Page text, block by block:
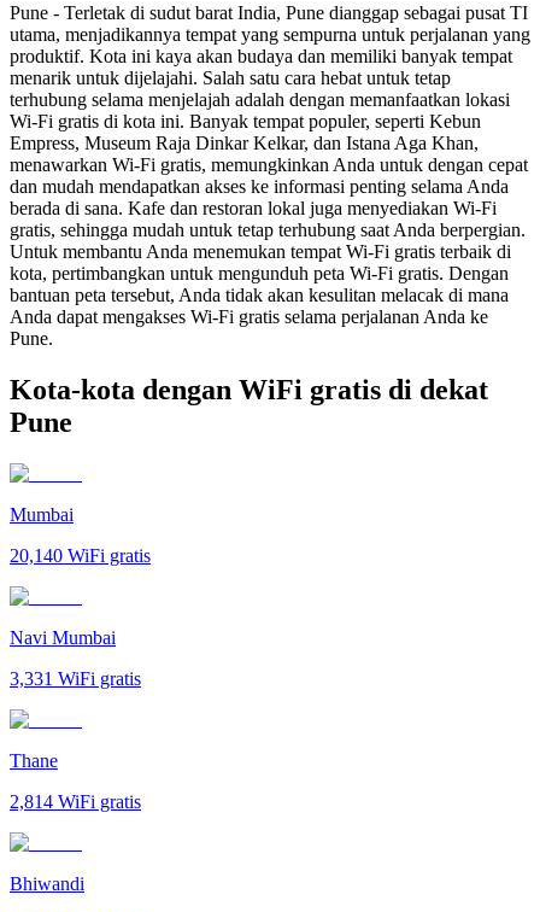
Pune - Terletak di sudut barat India, Pune dianggap sebagai pusat TI
utama, menjadikannya tempat yang sempurna untuk perjalanan yang
produktif. Kota ini kaya akan budaya dan memiliki banyak tempat
menarik untuk dijelajahi. Salah satu cara hebat untuk tetap
terhubung selama menjelajah adalah dengan memanfaatkan lokasi
Wi-Fi gratis di kota ini. Banyak tempat populer, seperti Kebun
Empress, Museum Raja Dinkar Kelkar, dan Istana Aga Khan,
menawarkan Wi-Fi gratis, memungkinkan Anda untuk dengan cepat
dan mudah mendapatkan akses ke informasi penting selama Anda
berada di sana. Kafe dan restoran lokal juga menyediakan Wi-Fi
gratis, sehingga mudah untuk tetap terhubung saat Anda berpergian.
Untuk membantu Anda menemukan tempat Wi-Fi gratis terbaik di
kota, pertimbangkan untuk mengunduh peta Wi-Fi gratis. Dengan
bantuan peta tersebut, Anda tidak akan kesulitan melacak di mana
Anda dapat mengakses Wi-Fi gratis selama perjalanan Anda ke
Pune.
Kota-kota dengan WiFi gratis di dekat
Pune
Mumbai
20,140 WiFi gratis
Navi Mumbai
3,331 WiFi gratis
Thane
2,814 WiFi gratis
Bhiwandi